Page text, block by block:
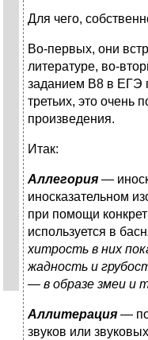
Для чего,
Во-первых, они
литературе, во-
заданием В8 в ЕГЭ
третьих, это очень
произведения.
Итак:
Аллегория —
иносказательном
при помощи
используется в
хитрость в них
жадность и
— в образе змеи и
Аллитерация —
звуков или